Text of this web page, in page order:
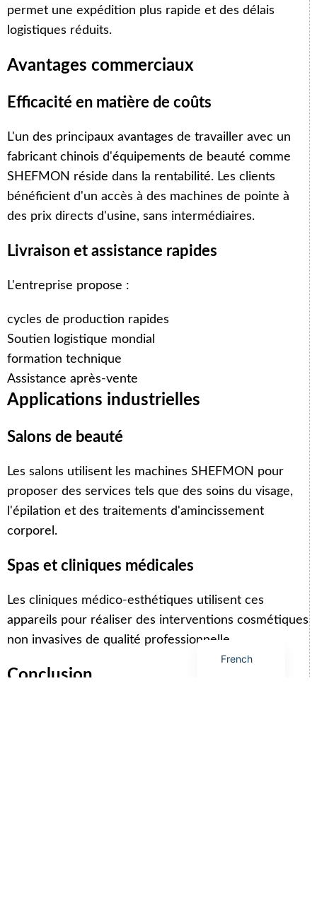
permet une expédition plus rapide et des délais
logistiques réduits.
Avantages commerciaux
Efficacité en matière de coûts
L'un des principaux avantages de travailler avec un
fabricant chinois d'équipements de beauté comme
SHEFMON réside dans la rentabilité. Les clients
bénéficient d'un accès à des machines de pointe à
des prix directs d'usine, sans intermédiaires.
Livraison et assistance rapides
L'entreprise propose :
cycles de production rapides
Soutien logistique mondial
formation technique
Assistance après-vente
Applications industrielles
Salons de beauté
Les salons utilisent les machines SHEFMON pour
proposer des services tels que des soins du visage,
l'épilation et des traitements d'amincissement
corporel.
Spas et cliniques médicales
Les cliniques médico-esthétiques utilisent ces
appareils pour réaliser des interventions cosmétiques
non invasives de qualité professionnelle.
Conclusion
French
English
German
Korean
Italian